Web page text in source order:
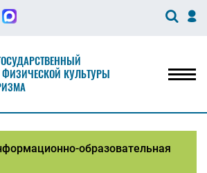
ФИЗИЧЕСКОЙ КУЛЬТУРЫ
образовательная